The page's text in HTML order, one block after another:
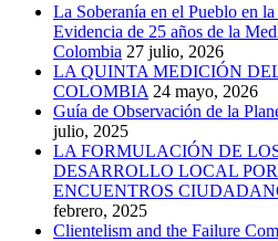
La Soberanía en el Pueblo en
Evidencia de 25 años de la
Colombia 27 julio, 2026
LA QUINTA MEDICIÓN
COLOMBIA 24 mayo, 2026
Guía de Observación de la
julio, 2025
LA FORMULACIÓN DE
DESARROLLO LOCAL
ENCUENTROS
febrero, 2025
Clientelism and the Failure